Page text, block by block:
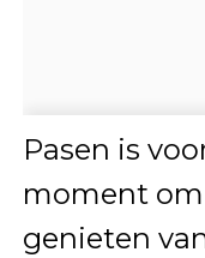
Pasen is
moment
genieten